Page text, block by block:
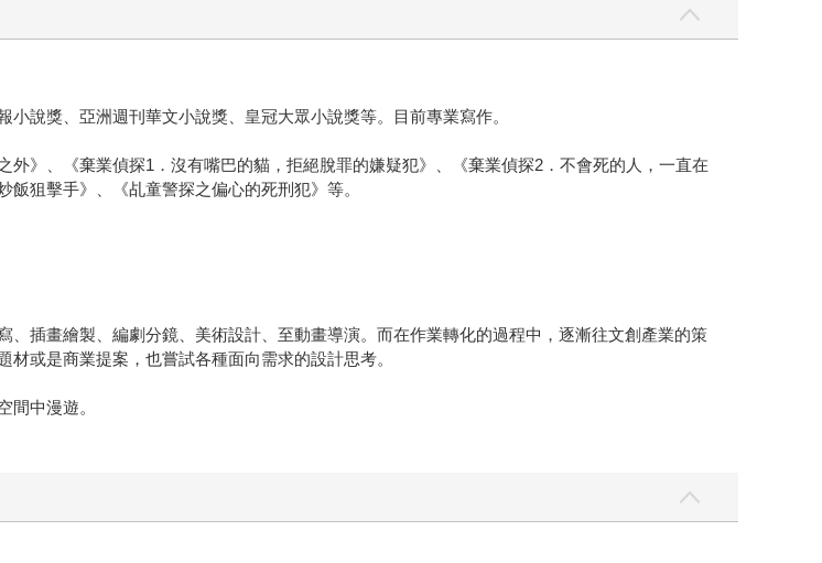
說獎、亞洲週刊華文小說獎、皇冠大眾小說獎等。目前專業寫作。
》、《棄業偵探1．沒有嘴巴的貓，拒絕脫罪的嫌疑犯》、《棄業偵探2．不會死的人，一直在
狙擊手》、《乩童警探之偏心的死刑犯》等。
插畫繪製、編劇分鏡、美術設計、至動畫導演。而在作業轉化的過程中，逐漸往文創產業的策
或是商業提案，也嘗試各種面向需求的設計思考。
間中漫遊。